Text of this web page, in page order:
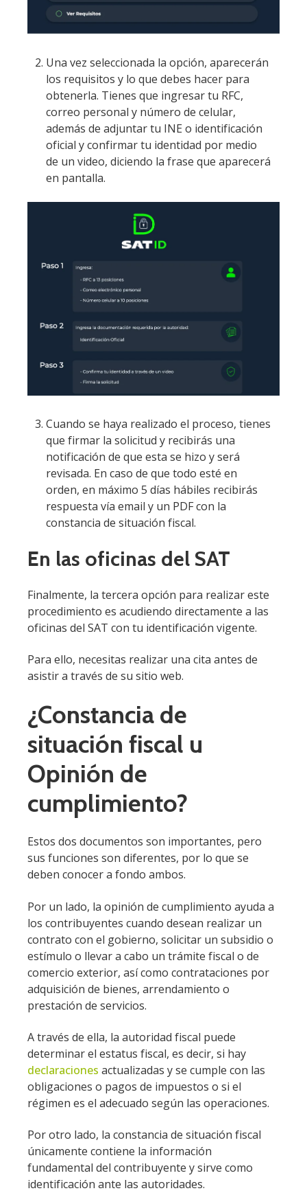
Una vez seleccionada la opción, aparecerán
los requisitos y lo que debes hacer para
obtenerla. Tienes que ingresar tu RFC,
correo personal y número de celular,
además de adjuntar tu INE o identificación
oficial y confirmar tu identidad por medio
de un video, diciendo la frase que aparecerá
en pantalla.
Cuando se haya realizado el proceso, tienes
que firmar la solicitud y recibirás una
notificación de que esta se hizo y será
revisada. En caso de que todo esté en
orden, en máximo 5 días hábiles recibirás
respuesta vía email y un PDF con la
constancia de situación fiscal.
En las oficinas del SAT
Finalmente, la tercera opción para realizar este
procedimiento es acudiendo directamente a las
oficinas del SAT con tu identificación vigente.
Para ello, necesitas realizar una cita antes de
asistir a través de su sitio web.
¿Constancia de
situación fiscal u
Opinión de
cumplimiento?
Estos dos documentos son importantes, pero
sus funciones son diferentes, por lo que se
deben conocer a fondo ambos.
Por un lado, la opinión de cumplimiento ayuda a
los contribuyentes cuando desean realizar un
contrato con el gobierno, solicitar un subsidio o
estímulo o llevar a cabo un trámite fiscal o de
comercio exterior, así como contrataciones por
adquisición de bienes, arrendamiento o
prestación de servicios.
A través de ella, la autoridad fiscal puede
determinar el estatus fiscal, es decir, si hay
declaraciones actualizadas y se cumple con las
obligaciones o pagos de impuestos o si el
régimen es el adecuado según las operaciones.
Por otro lado, la constancia de situación fiscal
únicamente contiene la información
fundamental del contribuyente y sirve como
identificación ante las autoridades.